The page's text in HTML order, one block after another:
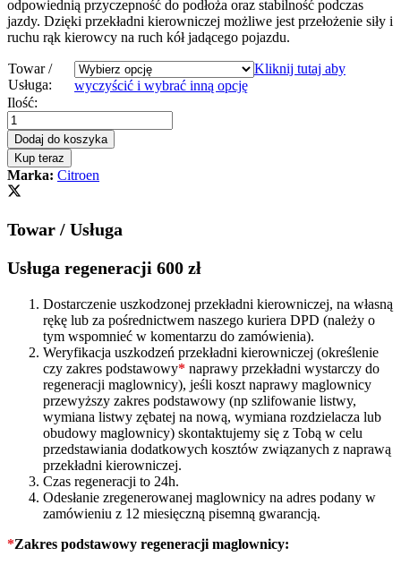
odpowiednią przyczepność do podłoża oraz stabilność podczas
jazdy. Dzięki przekładni kierowniczej możliwe jest przełożenie siły i
ruchu rąk kierowcy na ruch kół jadącego pojazdu.
Towar /
Usługa:
Kliknij tutaj aby
wyczyścić i wybrać inną opcję
Przekładnia
kierownicza
-
maglownica
Citroen
C5
III
-
quantity
Ilość:
Dodaj do koszyka
Kup teraz
Marka: Citroen
Towar / Usługa
Usługa regeneracji 600 zł
Dostarczenie uszkodzonej przekładni kierowniczej, na własną
rękę lub za pośrednictwem naszego kuriera DPD (należy o
tym wspomnieć w komentarzu do zamówienia).
Weryfikacja uszkodzeń przekładni kierowniczej (określenie
czy zakres podstawowy* naprawy przekładni wystarczy do
regeneracji maglownicy), jeśli koszt naprawy maglownicy
przewyższy zakres podstawowy (np szlifowanie listwy,
wymiana listwy zębatej na nową, wymiana rozdzielacza lub
obudowy maglownicy) skontaktujemy się z Tobą w celu
przedstawiania dodatkowych kosztów związanych z naprawą
przekładni kierowniczej.
Czas regeneracji to 24h.
Odesłanie zregenerowanej maglownicy na adres podany w
zamówieniu z 12 miesięczną pisemną gwarancją.
*Zakres podstawowy regeneracji maglownicy: